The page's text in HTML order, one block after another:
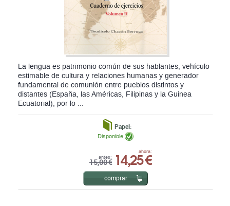
La lengua es patrimonio común de sus hablantes, vehículo
estimable de cultura y relaciones humanas y generador
fundamental de comunión entre pueblos distintos y
distantes (España, las Américas, Filipinas y la Guinea
Ecuatorial), por lo ...
Papel:
antes:
15,00 €
ahora:
14,25 €
Disponible
comprar